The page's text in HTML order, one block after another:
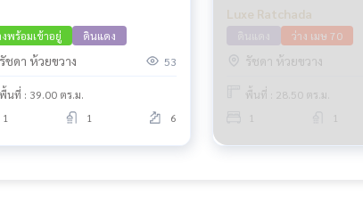
งพร้อมเข้าอยู่ ดินแดง
รัชดา ห้วยขวาง 53
พื้นที่ : 39.00 ตร.ม.
1
1 6
Luxe Ratchada
ว่าง เมษ 70
รัชดา ห้วยขวาง
พื้นที่ : 28.50 ตร.ม.
1
1